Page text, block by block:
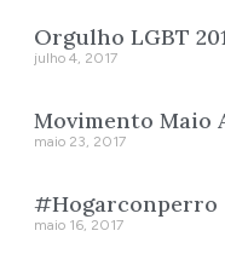
Orgulho LGBT
julho 4, 2017
Movimento Maio
maio 23, 2017
#Hogarconperro
maio 16, 2017